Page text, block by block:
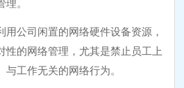
公司闲置的网络硬件设备资源，
性的网络管理，尤其是禁止员工上
工作无关的网络行为。